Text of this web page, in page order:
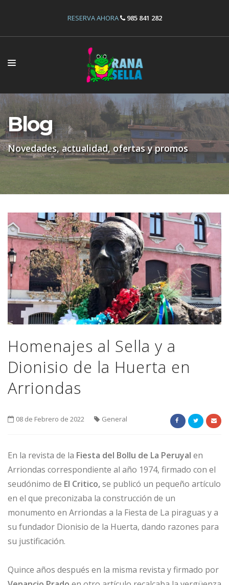
RESERVA AHORA 985 841 282
INICIO
ACTIVIDADES
INSTALACIONES
OFERTAS
RESERVAS
NOSOTROS
CONTÁCTANOS
Blog
Novedades, actualidad, ofertas y promos
Homenajes al Sella y a
Dionisio de la Huerta en
Arriondas
08 de Febrero de 2022 General
En la revista de la Fiesta del Bollu de La Peruyal en
Arriondas correspondiente al año 1974, firmado con el
seudónimo de El Critico,se publicó un pequeño artículo
en el que preconizaba la construcción de un
monumento en Arriondas a la Fiesta de La piraguas y a
su fundador Dionisio de la Huerta, dando razones para
su justificación.
Quince años después en la misma revista y firmado por